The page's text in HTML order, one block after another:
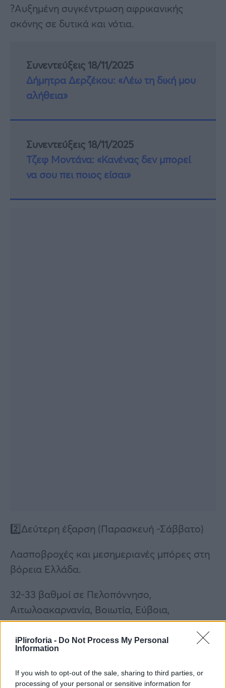
iPliroforia - Do Not Process My Personal
Information
If you wish to opt-out of the sale, sharing to third parties, or
processing of your personal or sensitive information for
?Αυξημένη συγκέντρωση αφρικανικής
σκόνης σε δυτικά και νότια.
Συνεντεύξεις 18/11/2025
Δήμητρα Δερζέκου: «Λέω τη δική μου
αλήθεια»
Συνεντεύξεις 18/11/2025
Τζεφ Μοντάνα: «Κανένας δεν μπορεί
να σου πει ποιος είσαι»
2️⃣Δεύτερη έξαρση (Παρασκευή -Σάββατο)
Λασποβροχές και μεσημεριανές μπόρες στη
βόρεια Ελλάδα.
32-33 βαθμοί σε Πελοπόννησο,
Αιτωλοακαρνανία, Βοιωτία, Εύβοια,
Φθιώτιδα, Κρήτη ( τοπικά και 35 στη βόρεια
Κρήτη).
δυτικά, κεντρικά και νότια.